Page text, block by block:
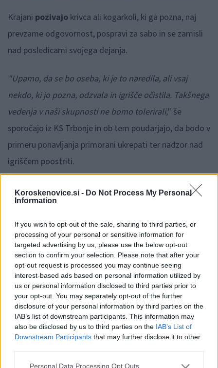
Koroskenovice.si - Do Not Process My Personal
Information
If you wish to opt-out of the sale, sharing to third parties, or
processing of your personal or sensitive information for
targeted advertising by us, please use the below opt-out
section to confirm your selection. Please note that after your
opt-out request is processed you may continue seeing
interest-based ads based on personal information utilized by
us or personal information disclosed to third parties prior to
your opt-out. You may separately opt-out of the further
disclosure of your personal information by third parties on the
IAB’s list of downstream participants. This information may
also be disclosed by us to third parties on the IAB’s List of
Downstream Participants that may further disclose it to other
Please note that this website/app uses one or more Google
Personal Data Processing Opt Outs
Krajani pozivajo krivca ali kogarkoli, ki ga pozna, naj
prevzame odgovornost, pospravi za sabo in se zamisli
nad posledicami svojega dejanja.
"Upamo, da se bo oseba, ki je to naredila, ali vsaj
nekdo, ki jo pozna, odzvala in igrišče očistila. Takšnega
vedenja v naši skupnosti ne bomo tolerirali," še
sporočajo iz KS Trbonje in ob tem poudarjajo, da bodo v
primeru ponavljanja primorani ukrepati ter nadzor nad
igriščem poostriti.
Vsem občanom pa sporočajo tudi: " Skupaj lahko
poskrbimo, da bo igrišče spet prostor veselja, ne
razočaranja."
Vir: FB Krajevna skupnost Trbonje